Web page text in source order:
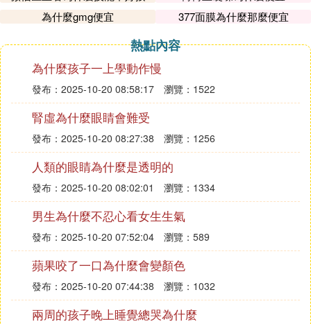
打耳洞一個月，沒有發炎流膿的情況，沒有過敏的情
況是可以戴鏈式和掛鉤的指導意見：這樣的情況沒有
什麼問題。可以戴鏈式耳環和掛鉤耳環，建議不要戴
太重的就可以。
如果是感染發炎的話,不要用手擠壓，應該將耳釘取
下，可以使用碘伏消毒，並且及時的引流出裡面的壞
死組織，應該到外科進行治療。不要吃辛辣等刺激性
食物。
③ 打了耳洞怎麼會一直長不好，這到底是
為什麼怎麼能養好！
您好
我的耳朵前幾天也和你一樣
我想你的耳洞一定是打的季節不對 我的耳洞也打了4
年了 可是也沒長好
一是因為你打的時間不對 天太熱或者太冷 這樣傷口
為什麼gmg便宜
377面膜為什麼那麼便宜
熱點內容
為什麼孩子一上學動作慢
發布：2025-10-20 08:58:17 瀏覽：1522
腎虛為什麼眼睛會難受
發布：2025-10-20 08:27:38 瀏覽：1256
人類的眼睛為什麼是透明的
發布：2025-10-20 08:02:01 瀏覽：1334
男生為什麼不忍心看女生生氣
發布：2025-10-20 07:52:04 瀏覽：589
蘋果咬了一口為什麼會變顏色
發布：2025-10-20 07:44:38 瀏覽：1032
兩周的孩子晚上睡覺總哭為什麼